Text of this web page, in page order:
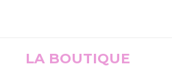
LA BOUTIQUE